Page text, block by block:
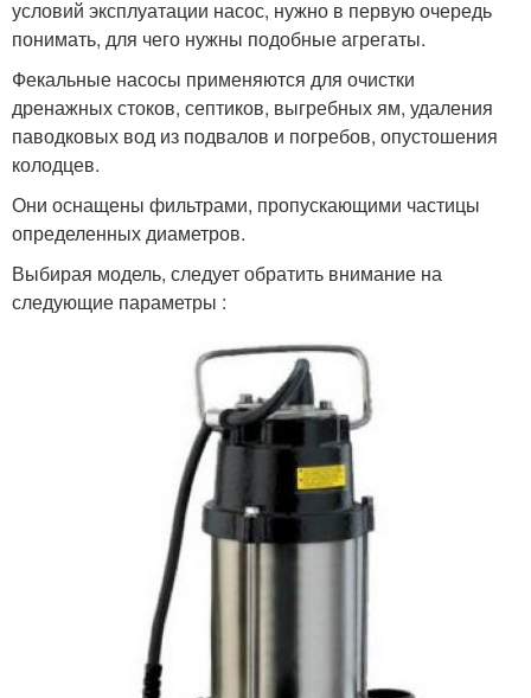
условий эксплуатации насос, нужно в первую очередь
понимать, для чего нужны подобные агрегаты.
Фекальные насосы применяются для очистки
дренажных стоков, септиков, выгребных ям, удаления
паводковых вод из подвалов и погребов, опустошения
колодцев.
Они оснащены фильтрами, пропускающими частицы
определенных диаметров.
Выбирая модель, следует обратить внимание на
следующие параметры :